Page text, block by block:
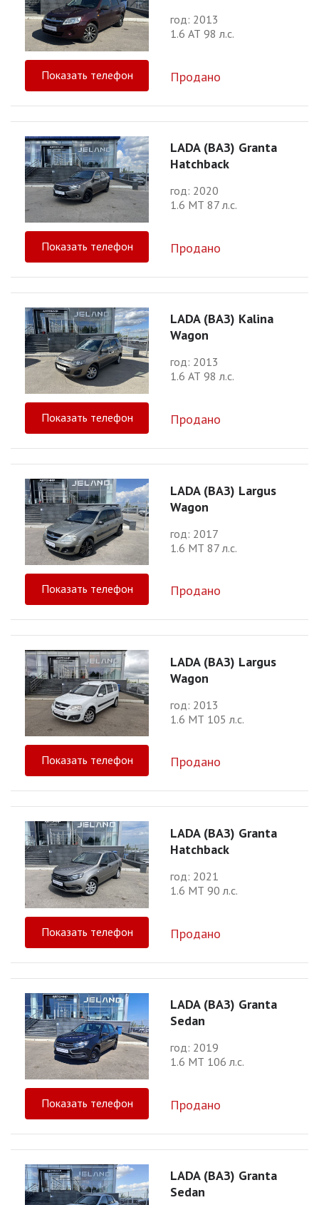
год: 2013
1.6 АТ 98 л.с.
Показать телефон Продано
LADA (ВАЗ) Granta
Hatchback
год: 2020
1.6 МТ 87 л.с.
Показать телефон Продано
LADA (ВАЗ) Kalina
Wagon
год: 2013
1.6 АТ 98 л.с.
Показать телефон Продано
LADA (ВАЗ) Largus
Wagon
год: 2017
1.6 МТ 87 л.с.
Показать телефон Продано
LADA (ВАЗ) Largus
Wagon
год: 2013
1.6 МТ 105 л.с.
Показать телефон Продано
LADA (ВАЗ) Granta
Hatchback
год: 2021
1.6 МТ 90 л.с.
Показать телефон Продано
LADA (ВАЗ) Granta
Sedan
год: 2019
1.6 МТ 106 л.с.
Показать телефон Продано
LADA (ВАЗ) Granta
Sedan